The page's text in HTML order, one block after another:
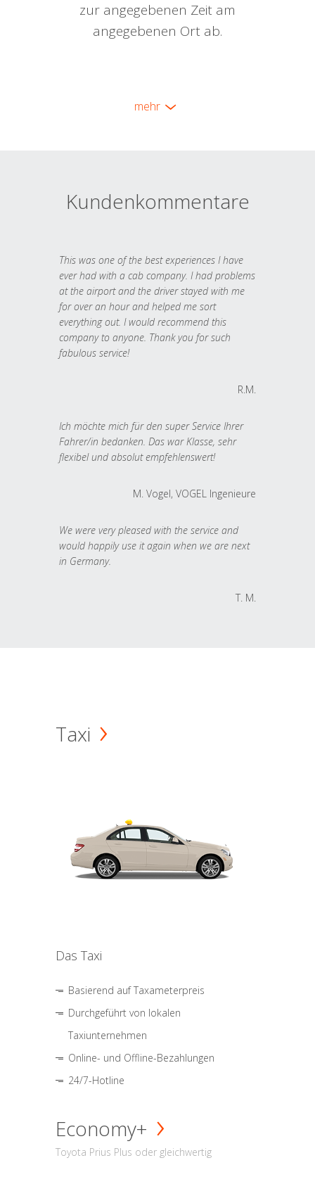
zur angegebenen Zeit am
angegebenen Ort ab.
mehr
Kundenkommentare
This was one of the best experiences I have
ever had with a cab company. I had problems
at the airport and the driver stayed with me
for over an hour and helped me sort
everything out. I would recommend this
company to anyone. Thank you for such
fabulous service!
R.M.
Ich möchte mich für den super Service Ihrer
Fahrer/in bedanken. Das war Klasse, sehr
flexibel und absolut empfehlenswert!
M. Vogel, VOGEL Ingenieure
We were very pleased with the service and
would happily use it again when we are next
in Germany.
T. M.
Taxi
Das Taxi
Basierend auf Taxameterpreis
Durchgeführt von lokalen
Taxiunternehmen
Online- und Offline-Bezahlungen
24/7-Hotline
Economy+
Toyota Prius Plus oder gleichwertig